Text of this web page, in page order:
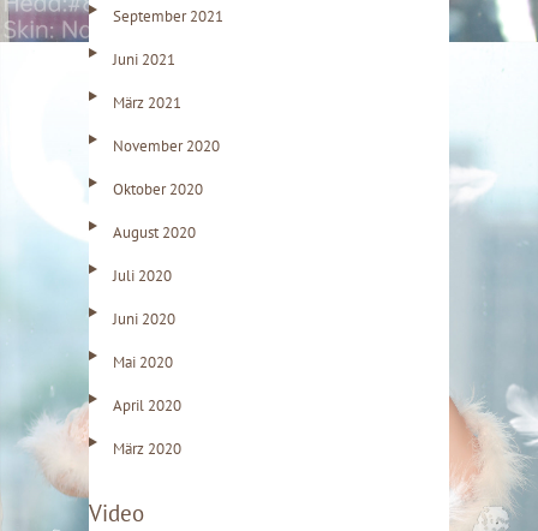
September 2021
Juni 2021
März 2021
November 2020
Oktober 2020
August 2020
Juli 2020
Juni 2020
Mai 2020
April 2020
März 2020
Video